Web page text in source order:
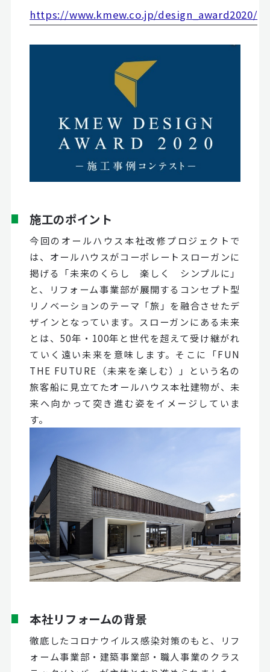
https://www.kmew.co.jp/design_award2020/
施工のポイント
今回のオールハウス本社改修プロジェクトで
は、オールハウスがコーポレートスローガンに
掲げる「未来のくらし 楽しく シンプルに」
と、リフォーム事業部が展開するコンセプト型
リノベーションのテーマ「旅」を融合させたデ
ザインとなっています。スローガンにある未来
とは、50年・100年と世代を超えて受け継がれ
ていく遠い未来を意味します。そこに「FUN
THE FUTURE（未来を楽しむ）」という名の
旅客船に見立てたオールハウス本社建物が、未
来へ向かって突き進む姿をイメージしていま
す。
本社リフォームの背景
徹底したコロナウイルス感染対策のもと、リフ
ォーム事業部・建築事業部・職人事業のクラス